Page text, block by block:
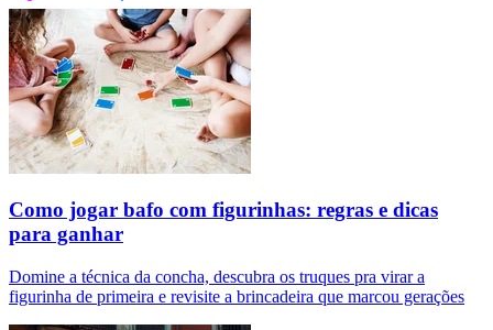
Como jogar bafo com figurinhas: regras e dicas
para ganhar
Domine a técnica da concha, descubra os truques pra virar a
figurinha de primeira e revisite a brincadeira que marcou gerações